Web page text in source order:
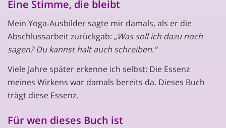
Eine Stimme, die bleibt
Mein Yoga-Ausbilder sagte mir damals, als er die
Abschlussarbeit zurückgab: „Was soll ich dazu noch
sagen? Du kannst halt auch schreiben.“
Viele Jahre später erkenne ich selbst: Die Essenz
meines Wirkens war damals bereits da. Dieses Buch
trägt diese Essenz.
Für wen dieses Buch ist